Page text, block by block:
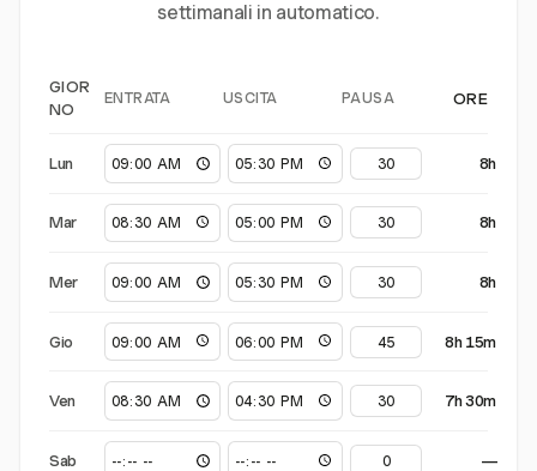
settimanali in automatico.
GIOR
NO
ENTRATA USCITA PAUSA ORE
Lun 8h
Mar 8h
Mer 8h
Gio 8h 15m
Ven 7h 30m
Sab —